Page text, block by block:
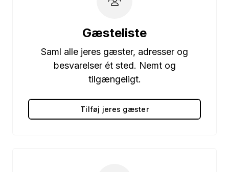
Gæsteliste
Saml alle jeres gæster, adresser og
besvarelser ét sted. Nemt og
tilgængeligt.
Tilføj jeres gæster